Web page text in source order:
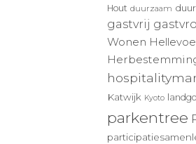
Hout duurzaam
gastvrij
Wonen
Katwijk Kyoto
parkentree